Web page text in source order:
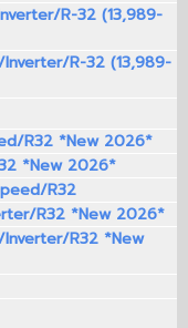
R-32 (13,989-
R-32 (13,989-
R32 *New 2026*
*New 2026*
R32
R32 *New 2026*
R32 *New